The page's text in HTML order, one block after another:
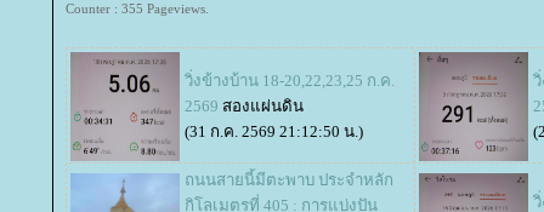
Counter : 355 Pageviews.
วิ่งข้างบ้าน 18-20,22,23,25 ก.ค.
2569 สองแผ่นดิน
(31 ก.ค. 2569 21:12:50 น.)
ถนนสายนี้มีตะพาบ ประจำหลัก
กิโลเมตรที่ 405 : การแบ่งปัน